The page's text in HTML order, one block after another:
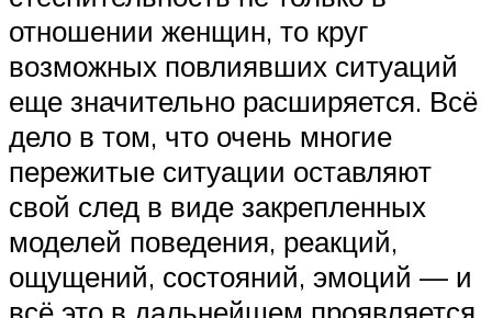
отношении женщин, то круг
возможных повлиявших ситуаций
еще значительно расширяется. Всё
дело в том, что очень многие
пережитые ситуации оставляют
свой след в виде закрепленных
моделей поведения, реакций,
ощущений, состояний, эмоций — и